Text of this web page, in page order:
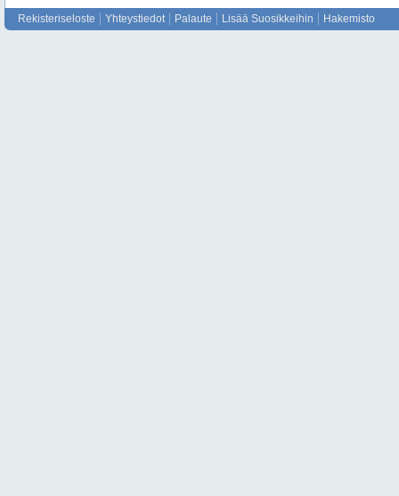
Rekisteriseloste Yhteystiedot Palaute Lisää Suosikkeihin Hakemisto